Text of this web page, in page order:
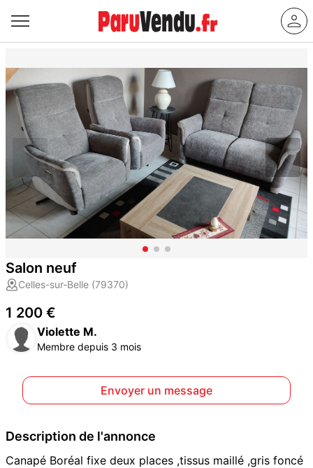
Salon neuf
Celles-sur-Belle (79370)
1 200 €
Violette M.
Membre depuis 3 mois
Envoyer un message
Description de l'annonce
Canapé Boréal fixe deux places ,tissus maillé ,gris foncé